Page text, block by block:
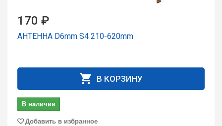
170 ₽
АНТЕННА D6mm S4 210-620mm
В КОРЗИНУ
В наличии
Добавить в избранное